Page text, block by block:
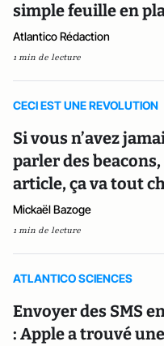
simple feuille en
Atlantico Rédaction
1 min de lecture
CECI EST UNE REVOLUTION
Si vous n’avez
parler des
article, ça va tout
Mickaël Bazoge
1 min de lecture
ATLANTICO SCIENCES
Envoyer des SMS
: Apple a trouvé